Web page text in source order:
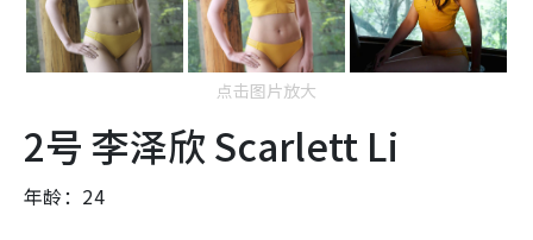
点击图片放大
2号 李泽欣 Scarlett Li
年龄：24